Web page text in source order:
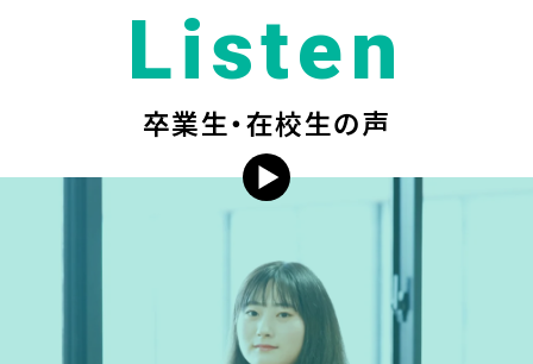
Listen
卒業生・在校生の声